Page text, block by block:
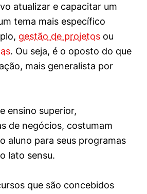
atualizar e capacitar um
tema mais específico
gestão de projetos ou
. Ou seja, é o oposto do que
mais generalista por
ensino superior,
de negócios, costumam
aluno para seus programas
lato sensu.
que são concebidos